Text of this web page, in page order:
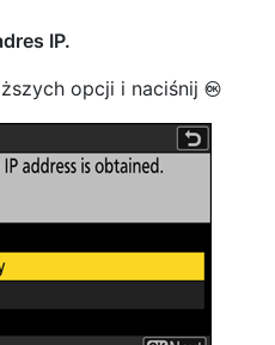
IP.
opcji i naciśnij J